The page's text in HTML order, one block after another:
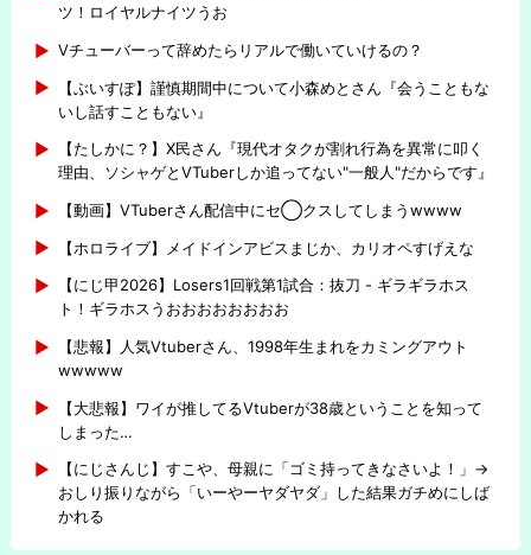
ツ！ロイヤルナイツうお
Vチューバーって辞めたらリアルで働いていけるの？
【ぶいすぽ】謹慎期間中について小森めとさん『会うこともな
いし話すこともない』
【たしかに？】X民さん『現代オタクが割れ行為を異常に叩く
理由、ソシャゲとVTuberしか追ってない"一般人"だからです』
【動画】VTuberさん配信中にセ◯クスしてしまうwwww
【ホロライブ】メイドインアビスまじか、カリオペすげえな
【にじ甲2026】Losers1回戦第1試合：抜刀 - ギラギラホス
ト！ギラホスうおおおおおおおお
【悲報】人気Vtuberさん、1998年生まれをカミングアウト
wwwww
【大悲報】ワイが推してるVtuberが38歳ということを知って
しまった…
【にじさんじ】すこや、母親に「ゴミ持ってきなさいよ！」→
おしり振りながら「いーやーヤダヤダ」した結果ガチめにしば
かれる